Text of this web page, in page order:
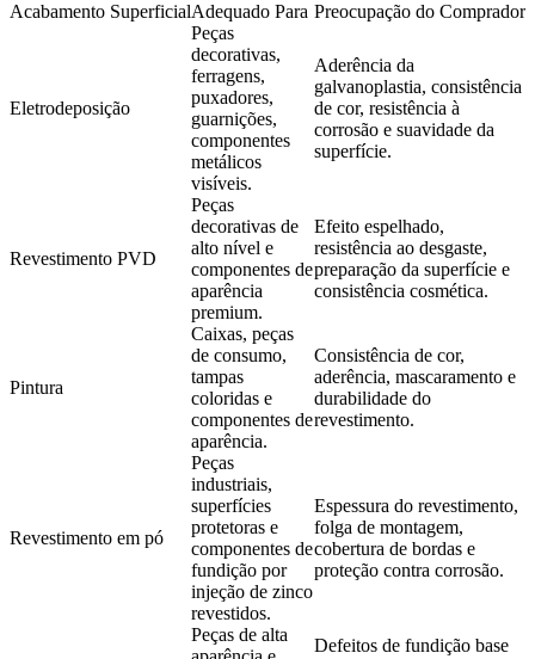
Acabamento SuperficialAdequado Para Preocupação do Comprador
Eletrodeposição
Peças
decorativas,
ferragens,
puxadores,
guarnições,
componentes
metálicos
visíveis.
Aderência da
galvanoplastia, consistência
de cor, resistência à
corrosão e suavidade da
superfície.
Revestimento PVD
Peças
decorativas de
alto nível e
componentes de
aparência
premium.
Efeito espelhado,
resistência ao desgaste,
preparação da superfície e
consistência cosmética.
Pintura
Caixas, peças
de consumo,
tampas
coloridas e
componentes de
aparência.
Consistência de cor,
aderência, mascaramento e
durabilidade do
revestimento.
Revestimento em pó
Peças
industriais,
superfícies
protetoras e
componentes de
fundição por
injeção de zinco
revestidos.
Espessura do revestimento,
folga de montagem,
cobertura de bordas e
proteção contra corrosão.
Peças de alta
Defeitos de fundição base